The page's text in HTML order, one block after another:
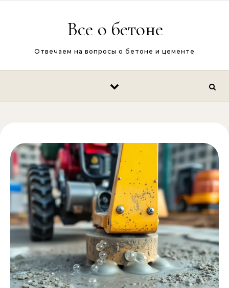
Все о бетоне
Отвечаем на вопросы о бетоне и цементе